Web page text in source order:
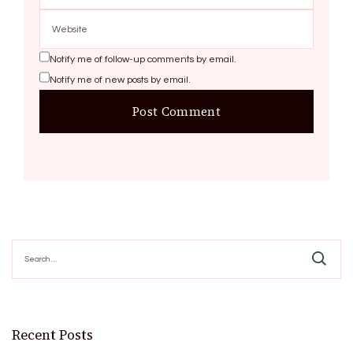
Notify me of follow-up comments by email.
Notify me of new posts by email.
for:
Recent Posts